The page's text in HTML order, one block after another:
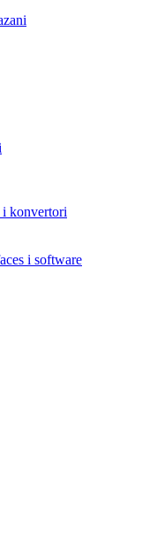
i konvertori
i software